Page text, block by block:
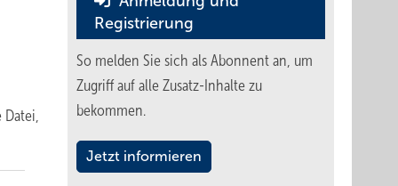
Datei,
Registrierung
So melden Sie sich als Abonnent an, um
Zugriff auf alle Zusatz-Inhalte zu
bekommen.
Jetzt informieren